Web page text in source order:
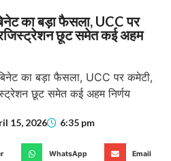
का बड़ा फैसला, UCC पर
छूट समेत कई अहम
15, 2026 6:35 pm
WhatsApp Email